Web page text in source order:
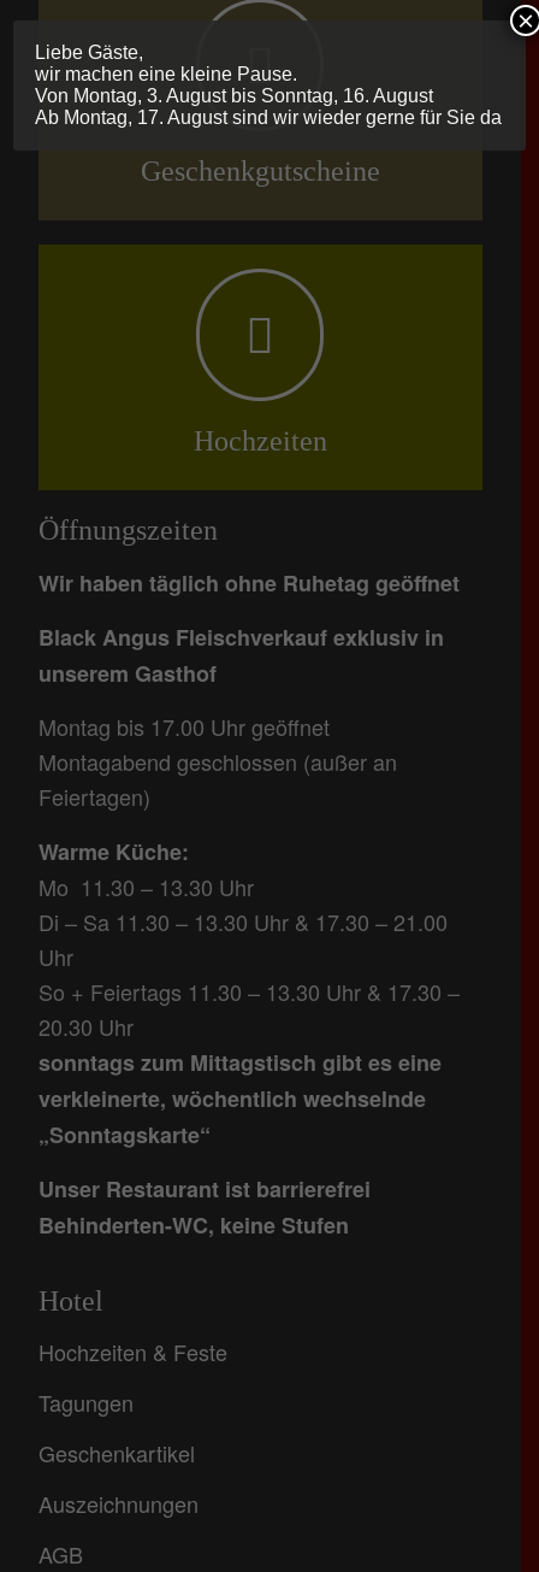
Geschenkgutscheine
Hochzeiten
Öffnungszeiten
Wir haben täglich ohne Ruhetag geöffnet
Black Angus Fleischverkauf exklusiv in
unserem Gasthof
Montag bis 17.00 Uhr geöffnet
Montagabend geschlossen (außer an
Feiertagen)
Warme Küche:
Mo 11.30 – 13.30 Uhr
Di – Sa 11.30 – 13.30 Uhr & 17.30 – 21.00
Uhr
So + Feiertags 11.30 – 13.30 Uhr & 17.30 –
20.30 Uhr
sonntags zum Mittagstisch gibt es eine
verkleinerte, wöchentlich wechselnde
„Sonntagskarte“
Unser Restaurant ist barrierefrei
Behinderten-WC, keine Stufen
Hotel
Hochzeiten & Feste
Tagungen
Geschenkartikel
Auszeichnungen
AGB
Liebe Gäste,
wir machen eine kleine Pause.
Von Montag, 3. August bis Sonntag, 16. August
Ab Montag, 17. August sind wir wieder gerne für Sie da
×